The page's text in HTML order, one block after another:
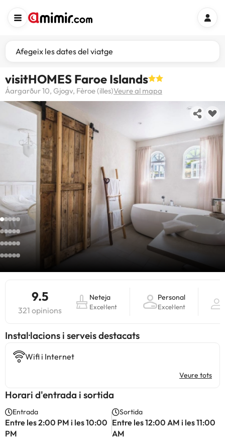
Afegeix les dates del viatge
visitHOMES Faroe Islands
Áargarður 10, Gjogv, Fèroe (illes)Veure al mapa
9.5
321 opinions
Neteja
Excel·lent
Personal
Excel·lent
Instal·lacions i serveis destacats
Wifi i Internet
Veure tots
Horari d'entrada i sortida
Entrada
Entre les 2:00 PM i les 10:00
PM
Sortida
Entre les 12:00 AM i les 11:00
AM